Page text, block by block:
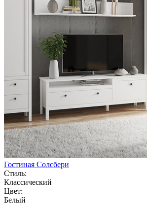
Гостиная Солсбери
Стиль:
Классический
Цвет:
Белый